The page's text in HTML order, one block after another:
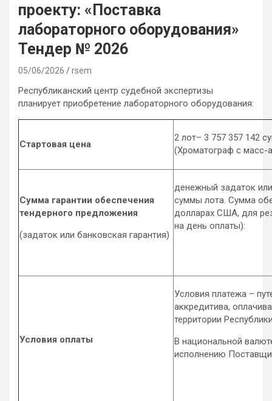
проекту: «Поставка
лабораторного оборудования»
Тендер № 2026
05/06/2026 rsem
Республиканский центр судебной экспертизы
планирует приобретение лабораторного оборудования:
Стартовая цена
2 лот– 3 757 357 142
(Хроматограф с масс-
Сумма гарантии обеспечения
тендерного предложения
(задаток или банковская гарантия)
денежный задаток или
суммы лота. Сумма
долларах США, для
на день оплаты):
Условия оплаты
Условия платежа –
аккредитива,
территории
В национальной
исполнению